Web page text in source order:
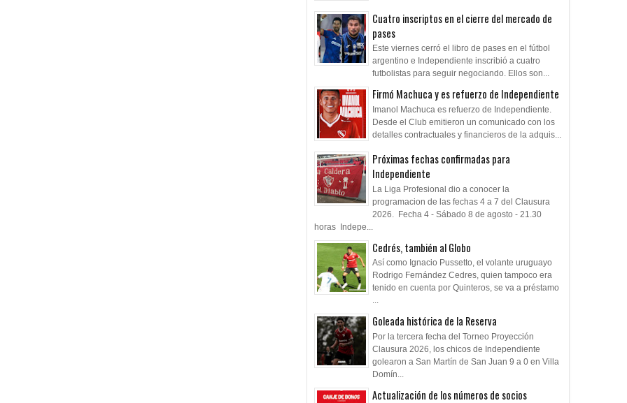
Cuatro inscriptos en el cierre del mercado de
pases
Este viernes cerró el libro de pases en el fútbol
argentino e Independiente inscribió a cuatro
futbolistas para seguir negociando. Ellos son...
Firmó Machuca y es refuerzo de Independiente
Imanol Machuca es refuerzo de Independiente.
Desde el Club emitieron un comunicado con los
detalles contractuales y financieros de la adquis...
Próximas fechas confirmadas para
Independiente
La Liga Profesional dio a conocer la
programacion de las fechas 4 a 7 del Clausura
2026. Fecha 4 - Sábado 8 de agosto - 21.30
horas Indepe...
Cedrés, también al Globo
Así como Ignacio Pussetto, el volante uruguayo
Rodrigo Fernández Cedres, quien tampoco era
tenido en cuenta por Quinteros, se va a préstamo
...
Goleada histórica de la Reserva
Por la tercera fecha del Torneo Proyección
Clausura 2026, los chicos de Independiente
golearon a San Martín de San Juan 9 a 0 en Villa
Domín...
Actualización de los números de socios